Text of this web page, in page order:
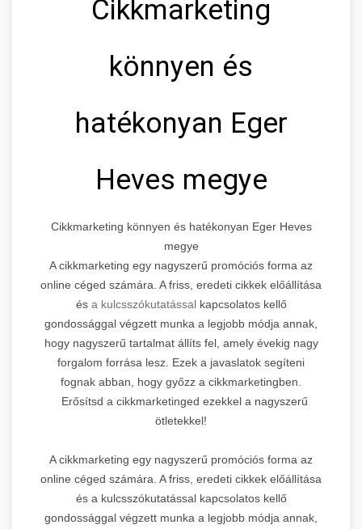
Cikkmarketing
könnyen és
hatékonyan Eger
Heves megye
Cikkmarketing könnyen és hatékonyan Eger Heves
megye
A cikkmarketing egy nagyszerű promóciós forma az
online céged számára. A friss, eredeti cikkek előállítása
ésa kulcsszókutatássalkapcsolatos kellő
gondossággal végzett munka a legjobb módja annak,
hogy nagyszerű tartalmat állíts fel, amely évekig nagy
forgalom forrása lesz. Ezek a javaslatok segíteni
fognak abban, hogy győzz a cikkmarketingben.
Erősítsd a cikkmarketinged ezekkel a nagyszerű
ötletekkel!
A cikkmarketing egy nagyszerű promóciós forma az
online céged számára. A friss, eredeti cikkek előállítása
és a kulcsszókutatással kapcsolatos kellő
gondossággal végzett munka a legjobb módja annak,